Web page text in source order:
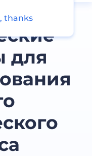
для
thanks